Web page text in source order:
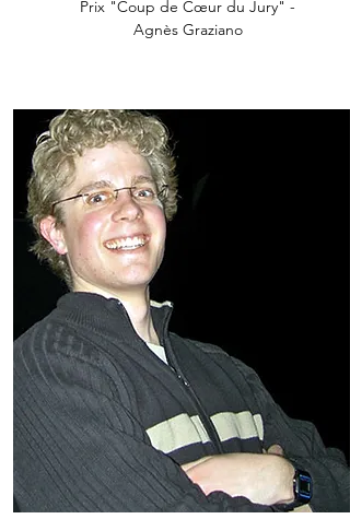
Prix "Coup de Cœur du Jury" -
Agnès Graziano